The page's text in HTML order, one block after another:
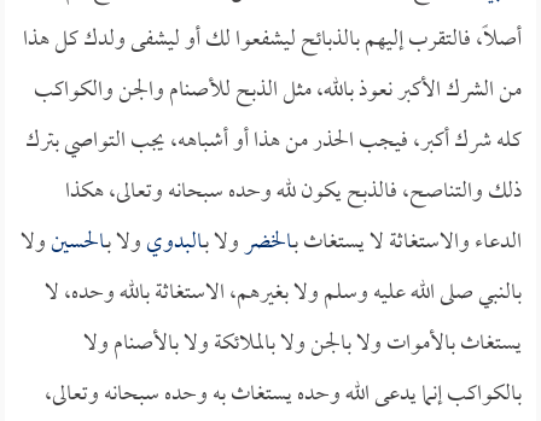
أصلاً، فالتقرب إليهم بالذبائح ليشفعوا لك أو ليشفى ولدك كل هذا
من الشرك الأكبر نعوذ بالله، مثل الذبح للأصنام والجن والكواكب
كله شرك أكبر، فيجب الحذر من هذا أو أشباهه، يجب التواصي بترك
ذلك والتناصح، فالذبح يكون لله وحده سبحانه وتعالى، هكذا
الدعاء والاستغاثة لا يستغاث بـالخضرولا بـالبدويولا بـالحسينولا
بالنبي صلى الله عليه وسلم ولا بغيرهم، الاستغاثة بالله وحده، لا
يستغاث بالأموات ولا بالجن ولا بالملائكة ولا بالأصنام ولا
بالكواكب إنما يدعى الله وحده يستغاث به وحده سبحانه وتعالى،